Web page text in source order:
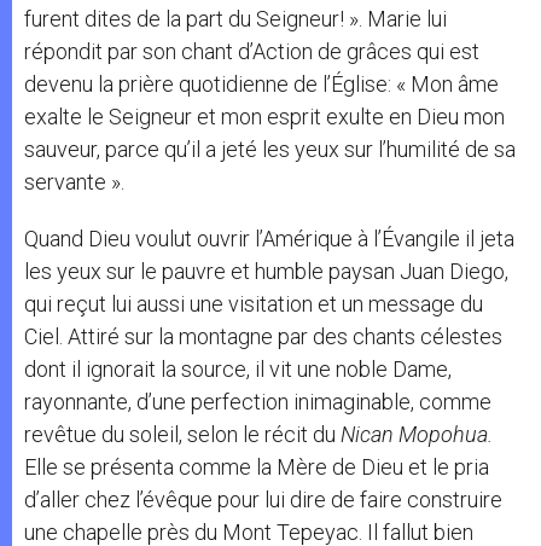
furent dites de la part du Seigneur! ». Marie lui
répondit par son chant d’Action de grâces qui est
devenu la prière quotidienne de l’Église: « Mon âme
exalte le Seigneur et mon esprit exulte en Dieu mon
sauveur, parce qu’il a jeté les yeux sur l’humilité de sa
servante ».
Quand Dieu voulut ouvrir l’Amérique à l’Évangile il jeta
les yeux sur le pauvre et humble paysan Juan Diego,
qui reçut lui aussi une visitation et un message du
Ciel. Attiré sur la montagne par des chants célestes
dont il ignorait la source, il vit une noble Dame,
rayonnante, d’une perfection inimaginable, comme
revêtue du soleil, selon le récit du Nican Mopohua.
Elle se présenta comme la Mère de Dieu et le pria
d’aller chez l’évêque pour lui dire de faire construire
une chapelle près du Mont Tepeyac. Il fallut bien